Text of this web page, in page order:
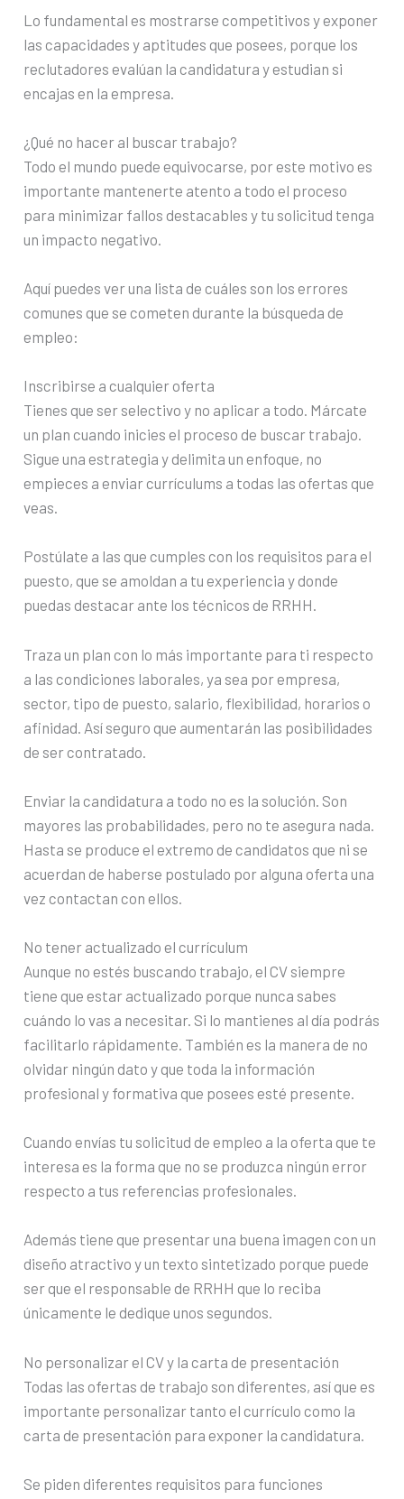
Lo fundamental es mostrarse competitivos y exponer
las capacidades y aptitudes que posees, porque los
reclutadores evalúan la candidatura y estudian si
encajas en la empresa.
¿Qué no hacer al buscar trabajo?
Todo el mundo puede equivocarse, por este motivo es
importante mantenerte atento a todo el proceso
para minimizar fallos destacables y tu solicitud tenga
un impacto negativo.
Aquí puedes ver una lista de cuáles son los errores
comunes que se cometen durante la búsqueda de
empleo:
Inscribirse a cualquier oferta
Tienes que ser selectivo y no aplicar a todo. Márcate
un plan cuando inicies el proceso de buscar trabajo.
Sigue una estrategia y delimita un enfoque, no
empieces a enviar currículums a todas las ofertas que
veas.
Postúlate a las que cumples con los requisitos para el
puesto, que se amoldan a tu experiencia y donde
puedas destacar ante los técnicos de RRHH.
Traza un plan con lo más importante para ti respecto
a las condiciones laborales, ya sea por empresa,
sector, tipo de puesto, salario, flexibilidad, horarios o
afinidad. Así seguro que aumentarán las posibilidades
de ser contratado.
Enviar la candidatura a todo no es la solución. Son
mayores las probabilidades, pero no te asegura nada.
Hasta se produce el extremo de candidatos que ni se
acuerdan de haberse postulado por alguna oferta una
vez contactan con ellos.
No tener actualizado el currículum
Aunque no estés buscando trabajo, el CV siempre
tiene que estar actualizado porque nunca sabes
cuándo lo vas a necesitar. Si lo mantienes al día podrás
facilitarlo rápidamente. También es la manera de no
olvidar ningún dato y que toda la información
profesional y formativa que posees esté presente.
Cuando envías tu solicitud de empleo a la oferta que te
interesa es la forma que no se produzca ningún error
respecto a tus referencias profesionales.
Además tiene que presentar una buena imagen con un
diseño atractivo y un texto sintetizado porque puede
ser que el responsable de RRHH que lo reciba
únicamente le dedique unos segundos.
No personalizar el CV y la carta de presentación
Todas las ofertas de trabajo son diferentes, así que es
importante personalizar tanto el currículo como la
carta de presentación para exponer la candidatura.
Se piden diferentes requisitos para funciones